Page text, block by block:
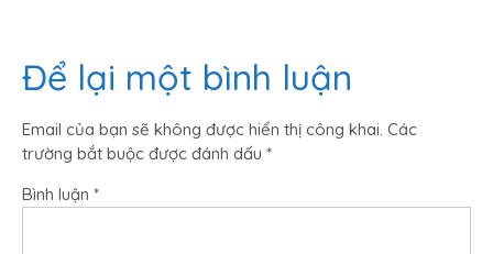
viết
Để lại một bình luận
Email của bạn sẽ không được hiển thị công khai. Các
trường bắt buộc được đánh dấu *
Bình luận *